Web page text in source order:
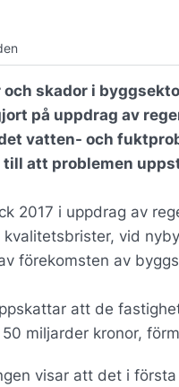
och skador i
på uppdrag av
vatten- och
till att problemen
2017 i uppdrag av
vid
förekomsten av
att de
miljarder kronor,
visar att det i